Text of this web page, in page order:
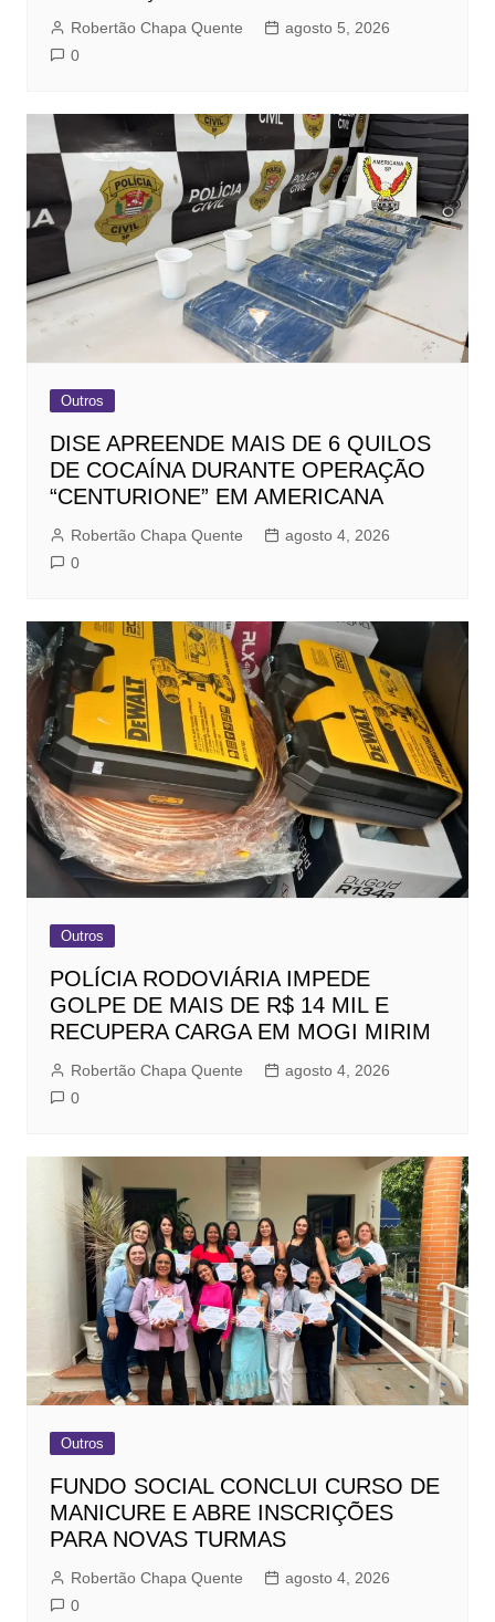
Robertão Chapa Quente
agosto 5, 2026
0
Outros
DISE APREENDE MAIS DE 6 QUILOS
DE COCAÍNA DURANTE OPERAÇÃO
“CENTURIONE” EM AMERICANA
Robertão Chapa Quente
agosto 4, 2026
0
Outros
POLÍCIA RODOVIÁRIA IMPEDE
GOLPE DE MAIS DE R$ 14 MIL E
RECUPERA CARGA EM MOGI MIRIM
Robertão Chapa Quente
agosto 4, 2026
0
Outros
FUNDO SOCIAL CONCLUI CURSO DE
MANICURE E ABRE INSCRIÇÕES
PARA NOVAS TURMAS
Robertão Chapa Quente
agosto 4, 2026
0